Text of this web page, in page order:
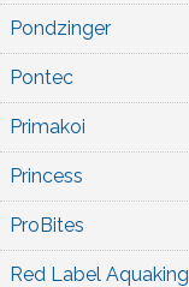
Pondzinger
Pontec
Primakoi
Princess
ProBites
Red Label Aquaking